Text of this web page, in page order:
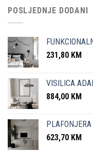
POSLJEDNJE DODANI
231,80 KM
VISILICA
884,00 KM
623,70 KM